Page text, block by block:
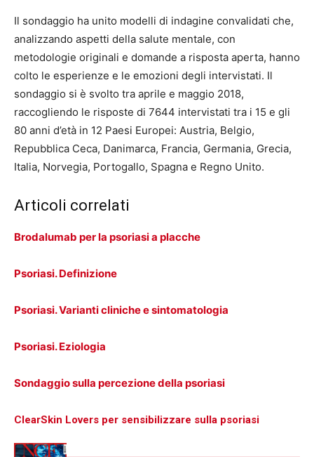
Il sondaggio ha unito modelli di indagine convalidati che,
analizzando aspetti della salute mentale, con
metodologie originali e domande a risposta aperta, hanno
colto le esperienze e le emozioni degli intervistati. Il
sondaggio si è svolto tra aprile e maggio 2018,
raccogliendo le risposte di 7644 intervistati tra i 15 e gli
80 anni d’età in 12 Paesi Europei: Austria, Belgio,
Repubblica Ceca, Danimarca, Francia, Germania, Grecia,
Italia, Norvegia, Portogallo, Spagna e Regno Unito.
Articoli correlati
Brodalumab per la psoriasi a placche
Psoriasi. Definizione
Psoriasi. Varianti cliniche e sintomatologia
Psoriasi. Eziologia
Sondaggio sulla percezione della psoriasi
ClearSkin Lovers per sensibilizzare sulla psoriasi